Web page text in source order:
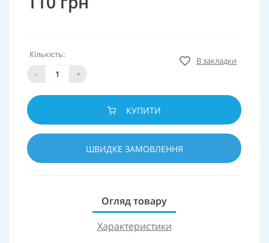
Кількість:
-
+
В закладки
КУПИТИ
ШВИДКЕ ЗАМОВЛЕННЯ
Огляд товару
Характеристики